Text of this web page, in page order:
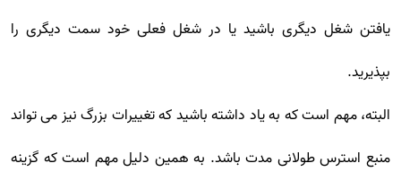
یافتن شغل دیگری باشید یا در شغل فعلی خود سمت دیگری را
بپذیرید.
البته، مهم است که به یاد داشته باشید که تغییرات بزرگ نیز می تواند
منبع استرس طولانی مدت باشد. به همین دلیل مهم است که گزینه